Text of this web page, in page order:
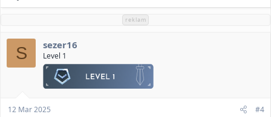
reklam
S sezer16
Level 1
12 Mar 2025 #4